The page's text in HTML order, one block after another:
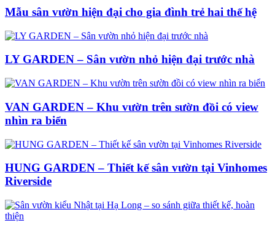
Mẫu sân vườn hiện đại cho gia đình trẻ hai thế hệ
LY GARDEN – Sân vườn nhỏ hiện đại trước nhà
VAN GARDEN – Khu vườn trên sườn đồi có view
nhìn ra biển
HUNG GARDEN – Thiết kế sân vườn tại Vinhomes
Riverside